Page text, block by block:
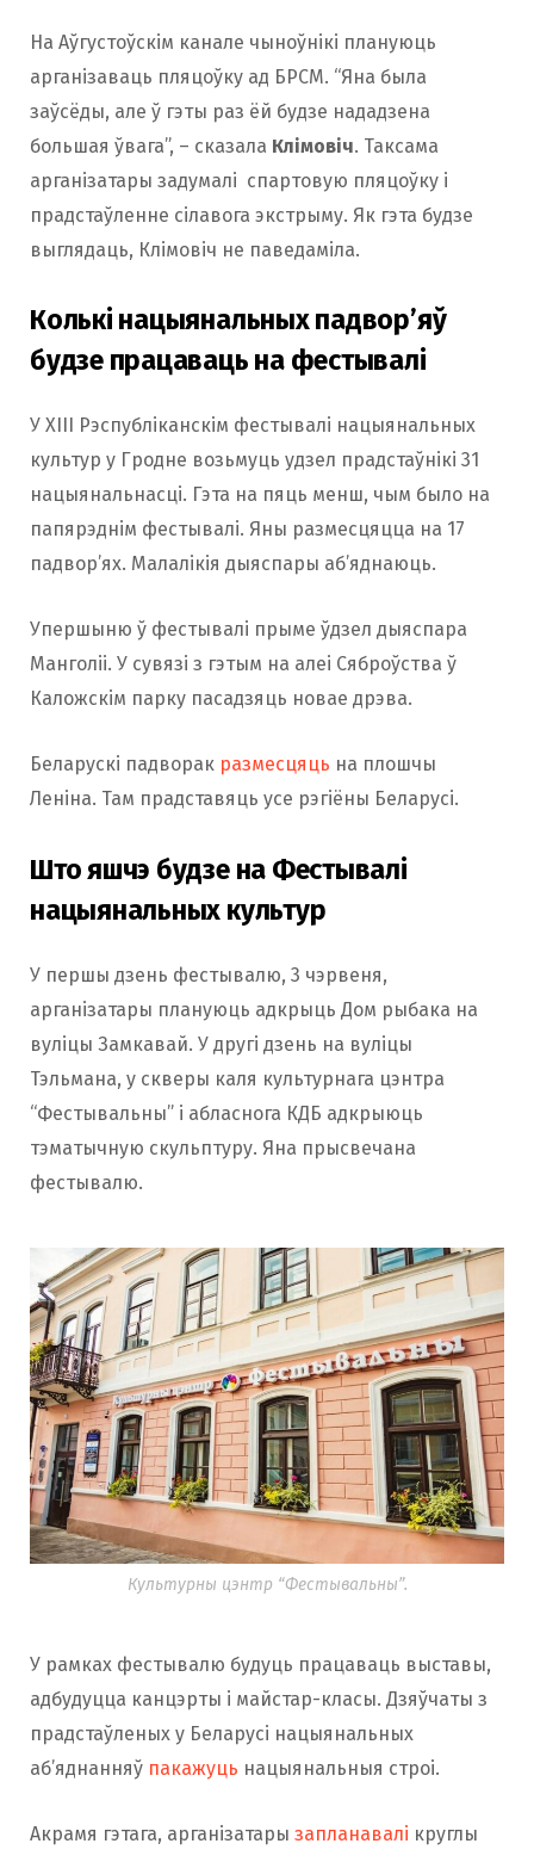
На Аўгустоўскім канале чыноўнікі плануюць
арганізаваць пляцоўку ад БРСМ. “Яна была
заўсёды, але ў гэты раз ёй будзе нададзена
большая ўвага”, – сказала Клімовіч. Таксама
арганізатары задумалі спартовую пляцоўку і
прадстаўленне сілавога экстрыму. Як гэта будзе
выглядаць, Клімовіч не паведаміла.
Колькі нацыянальных падвор’яў
будзе працаваць на фестывалі
У ХІІІ Рэспубліканскім фестывалі нацыянальных
культур у Гродне возьмуць удзел прадстаўнікі 31
нацыянальнасці. Гэта на пяць менш, чым было на
папярэднім фестывалі. Яны размесцяцца на 17
падвор’ях. Малалікія дыяспары аб’яднаюць.
Упершыню ў фестывалі прыме ўдзел дыяспара
Манголіі. У сувязі з гэтым на алеі Сяброўства ў
Каложскім парку пасадзяць новае дрэва.
Беларускі падворак размесцяць на плошчы
Леніна. Там прадставяць усе рэгіёны Беларусі.
Што яшчэ будзе на Фестывалі
нацыянальных культур
У першы дзень фестывалю, 3 чэрвеня,
арганізатары плануюць адкрыць Дом рыбака на
вуліцы Замкавай. У другі дзень на вуліцы
Тэльмана, у скверы каля культурнага цэнтра
“Фестывальны” і абласнога КДБ адкрыюць
тэматычную скульптуру. Яна прысвечана
фестывалю.
Культурны цэнтр “Фестывальны”.
У рамках фестывалю будуць працаваць выставы,
адбудуцца канцэрты і майстар-класы. Дзяўчаты з
прадстаўленых у Беларусі нацыянальных
аб’яднанняў пакажуць нацыянальныя строі.
Акрамя гэтага, арганізатары запланавалі круглы